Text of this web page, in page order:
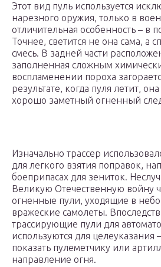
Этот вид пуль используется
нарезного оружия, только в
отличительная особенность – в
Точнее, светится не она сама, а
смесь. В задней части
заполненная сложным
воспламенении пороха
результате, когда пуля летит,
хорошо заметный огненный
Изначально трассер
для легкого взятия поправок,
боеприпасах для зениток.
Великую Отечественную войну
огненные пули, уходящие в
вражеские самолеты.
трассирующие пули для
используются для целеуказания
показать пулеметчику или
направление огня.